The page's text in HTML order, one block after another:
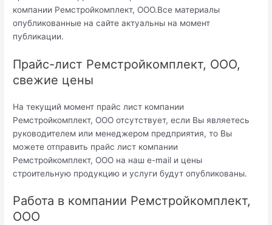
компании Ремстройкомплект, ООО.Все материалы
опубликованные на сайте актуальны на момент
публикации.
Прайс-лист Ремстройкомплект, ООО,
свежие цены
На текущий момент прайс лист компании
Ремстройкомплект, ООО отсутствует, если Вы являетесь
руководителем или менеджером предприятия, то Вы
можете отправить прайс лист компании
Ремстройкомплект, ООО на наш e-mail и цены
строительную продукцию и услуги будут опубликованы.
Работа в компании Ремстройкомплект,
ООО